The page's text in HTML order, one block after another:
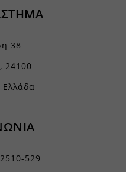
38
24100
529